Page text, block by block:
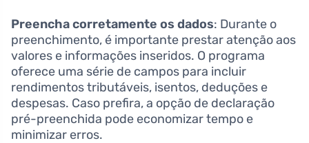
Preencha corretamente os dados: Durante o
preenchimento, é importante prestar atenção aos
valores e informações inseridos. O programa
oferece uma série de campos para incluir
rendimentos tributáveis, isentos, deduções e
despesas. Caso prefira, a opção de declaração
pré-preenchida pode economizar tempo e
minimizar erros.